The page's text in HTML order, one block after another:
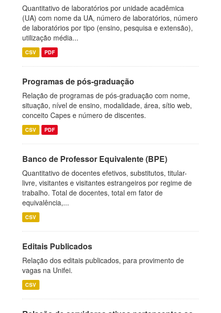
Quantitativo de laboratórios por unidade acadêmica
(UA) com nome da UA, número de laboratórios, número
de laboratórios por tipo (ensino, pesquisa e extensão),
utilização média...
CSV PDF
Programas de pós-graduação
Relação de programas de pós-graduação com nome,
situação, nível de ensino, modalidade, área, sítio web,
conceito Capes e número de discentes.
CSV PDF
Banco de Professor Equivalente (BPE)
Quantitativo de docentes efetivos, substitutos, titular-
livre, visitantes e visitantes estrangeiros por regime de
trabalho. Total de docentes, total em fator de
equivalência,...
CSV
Editais Publicados
Relação dos editais publicados, para provimento de
vagas na Unifei.
CSV